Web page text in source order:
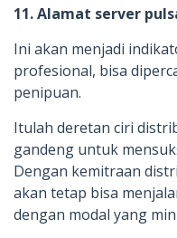
11. Alamat server
Ini akan menjadi
profesional, bisa
penipuan.
Itulah deretan ciri
gandeng untuk
Dengan kemitraan
akan tetap bisa
dengan modal yang